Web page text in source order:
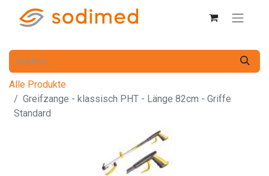
Alle Produkte
Greifzange - klassisch PHT - Länge 82cm - Griffe
Standard